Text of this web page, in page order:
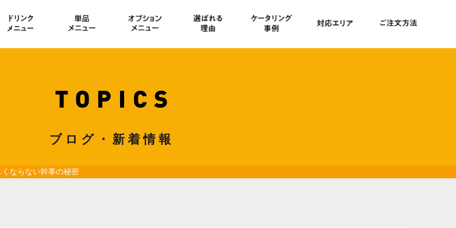
ブログ・新着情報
ならない幹事の秘密